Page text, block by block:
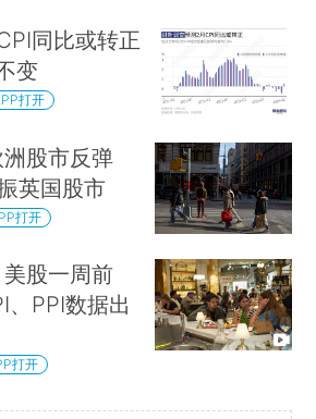
同比或转正
变
打开
洲股市反弹
英国股市
打开
美股一周前
PPI数据出
打开